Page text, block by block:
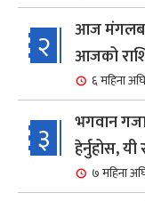
२
आज
आजको
६ महिना अघि
३
भगवान
हेर्नुहोस,
७ महिना